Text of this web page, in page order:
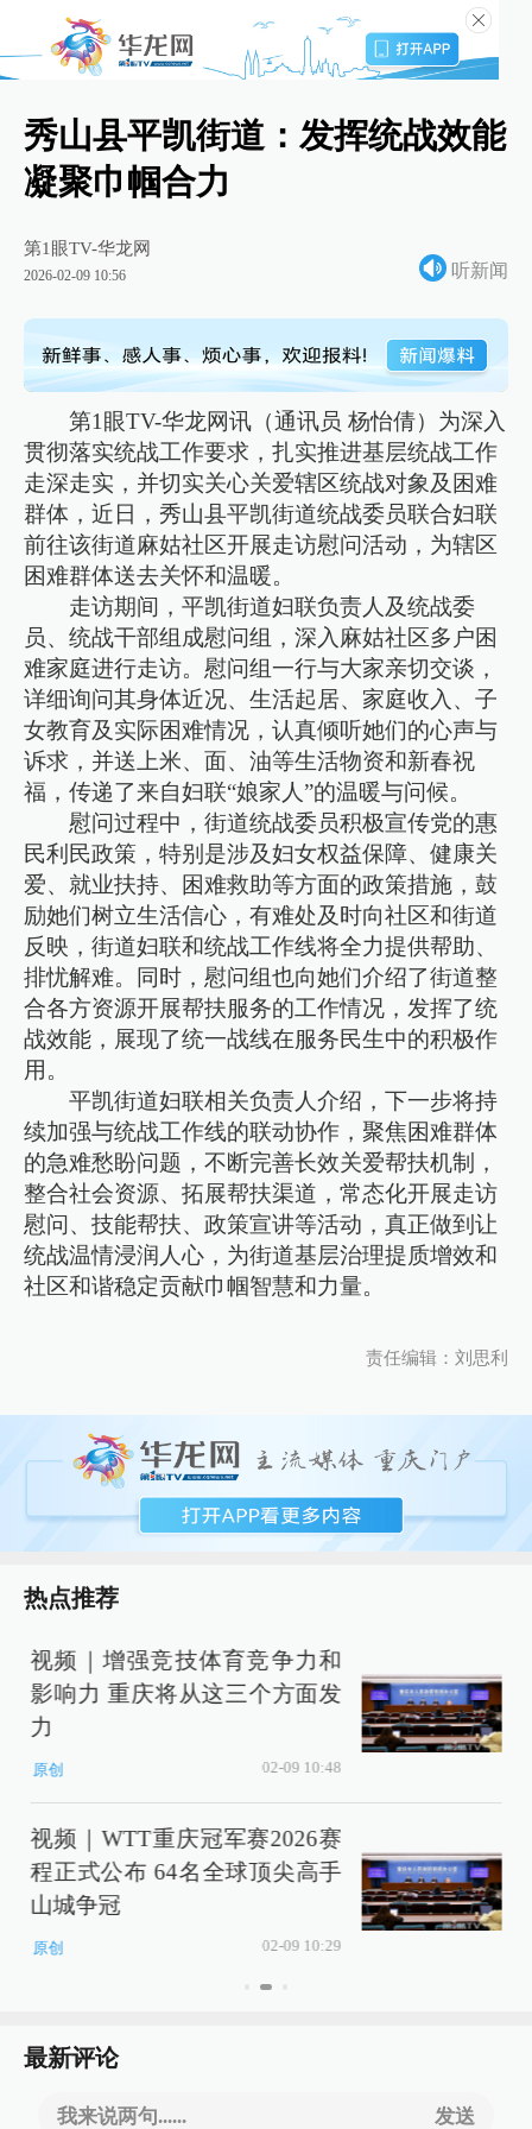
秀山县平凯街道：发挥统战效能
凝聚巾帼合力
第1眼TV-华龙网
2026-02-09 10:56 听新闻
第1眼TV-华龙网讯（通讯员 杨怡倩）为深入
贯彻落实统战工作要求，扎实推进基层统战工作
走深走实，并切实关心关爱辖区统战对象及困难
群体，近日，秀山县平凯街道统战委员联合妇联
前往该街道麻姑社区开展走访慰问活动，为辖区
困难群体送去关怀和温暖。
走访期间，平凯街道妇联负责人及统战委
员、统战干部组成慰问组，深入麻姑社区多户困
难家庭进行走访。慰问组一行与大家亲切交谈，
详细询问其身体近况、生活起居、家庭收入、子
女教育及实际困难情况，认真倾听她们的心声与
诉求，并送上米、面、油等生活物资和新春祝
福，传递了来自妇联“娘家人”的温暖与问候。
慰问过程中，街道统战委员积极宣传党的惠
民利民政策，特别是涉及妇女权益保障、健康关
爱、就业扶持、困难救助等方面的政策措施，鼓
励她们树立生活信心，有难处及时向社区和街道
反映，街道妇联和统战工作线将全力提供帮助、
排忧解难。同时，慰问组也向她们介绍了街道整
合各方资源开展帮扶服务的工作情况，发挥了统
战效能，展现了统一战线在服务民生中的积极作
用。
平凯街道妇联相关负责人介绍，下一步将持
续加强与统战工作线的联动协作，聚焦困难群体
的急难愁盼问题，不断完善长效关爱帮扶机制，
整合社会资源、拓展帮扶渠道，常态化开展走访
慰问、技能帮扶、政策宣讲等活动，真正做到让
统战温情浸润人心，为街道基层治理提质增效和
社区和谐稳定贡献巾帼智慧和力量。
责任编辑：刘思利
热点推荐
视频｜增强竞技体育竞争力和
影响力 重庆将从这三个方面发
力
原创 02-09 10:48
视频｜WTT重庆冠军赛2026赛
程正式公布 64名全球顶尖高手
山城争冠
原创 02-09 10:29
最新评论
我来说两句...... 发送